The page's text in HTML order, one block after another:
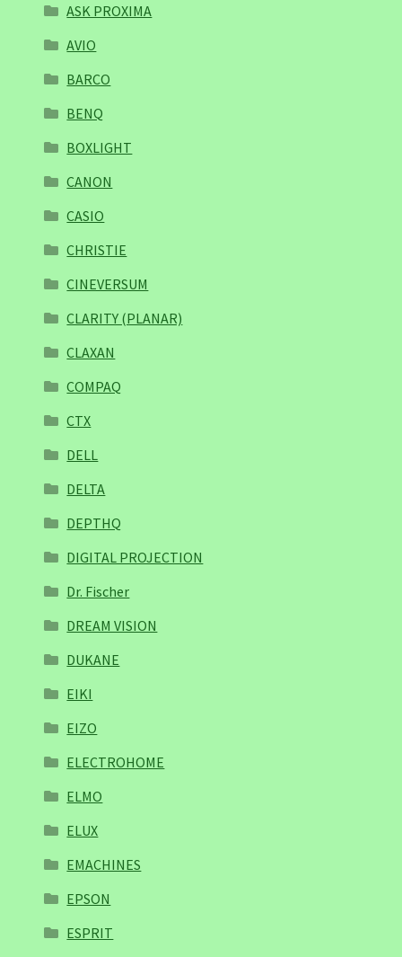
ASK PROXIMA
AVIO
BARCO
BENQ
BOXLIGHT
CANON
CASIO
CHRISTIE
CINEVERSUM
CLARITY (PLANAR)
CLAXAN
COMPAQ
CTX
DELL
DELTA
DEPTHQ
DIGITAL PROJECTION
Dr. Fischer
DREAM VISION
DUKANE
EIKI
EIZO
ELECTROHOME
ELMO
ELUX
EMACHINES
EPSON
ESPRIT